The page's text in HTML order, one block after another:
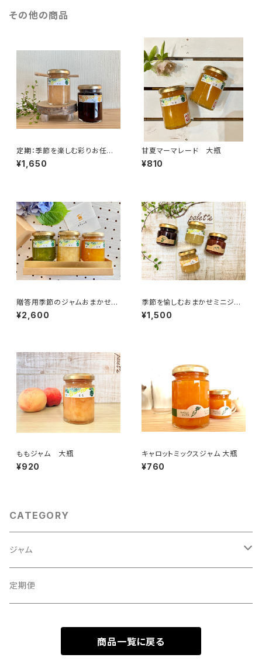
その他の商品
定期：季節を楽しむ彩りお任せ
セット:大瓶2本
¥1,650
甘夏マーマレード 大瓶
¥810
贈答用季節のジャムおまかせ3
本セット（化粧箱入り）
¥2,600
季節を愉しむおまかせミニジャ
ムセット 〈2点以上、日時指定配
達はゆうパックをご指定下さい〉
¥1,500
ももジャム 大瓶
¥920
キャロットミックスジャム 大瓶
¥760
CATEGORY
ジャム
ギフトセット
定期便
商品一覧に戻る